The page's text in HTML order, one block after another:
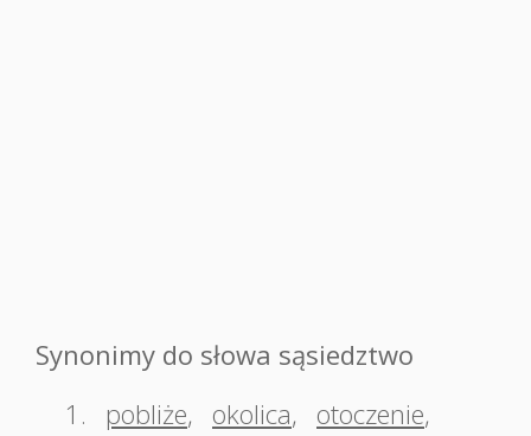
Synonimy do słowa sąsiedztwo
1.
pobliże, okolica, otoczenie,